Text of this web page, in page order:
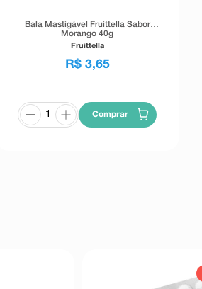
Bala Mastigável Fruittella Sabor
Morango 40g
Fruittella
R$ 3,65
Comprar